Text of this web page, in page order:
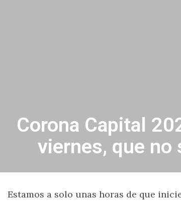
Corona Capital
viernes, que no
Estamos a solo unas horas de que